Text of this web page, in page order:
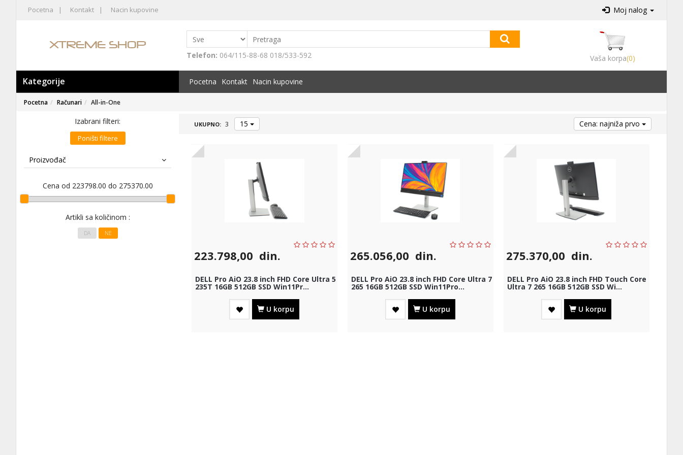
Pocetna Kontakt Nacin kupovine Moj nalog
Telefon: 064/115-88-68 018/533-592 Vaša korpa(0)
Kategorije Pocetna Kontakt Nacin kupovine
Pocetna Računari All-in-One
Izabrani filteri:
Poništi filtere
Proizvođač
Cena od 223798.00 do 275370.00
Artikli sa količinom :
DA NE
UKUPNO: 3 15 Cena: najniža prvo
223.798,00 din.
DELL Pro AiO 23.8 inch FHD Core Ultra 5
235T 16GB 512GB SSD Win11Pr...
U korpu
265.056,00 din.
DELL Pro AiO 23.8 inch FHD Core Ultra 7
265 16GB 512GB SSD Win11Pro...
U korpu
275.370,00 din.
DELL Pro AiO 23.8 inch FHD Touch Core
Ultra 7 265 16GB 512GB SSD Wi...
U korpu